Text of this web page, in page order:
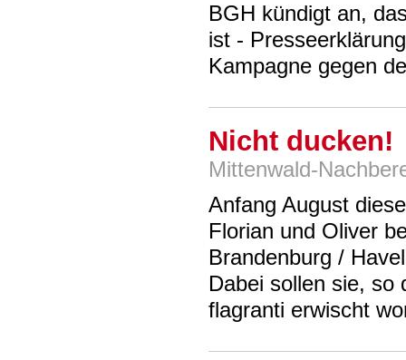
BGH kündigt an,
ist -
Kampagne gegen
Nicht ducken!
Mittenwald-
Anfang August
Florian und Oliver
Brandenburg /
Dabei sollen sie, so
flagranti erwischt